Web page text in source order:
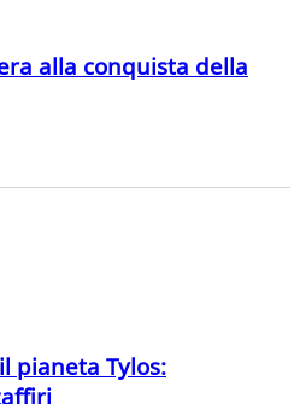
alla conquista della
pianeta Tylos: